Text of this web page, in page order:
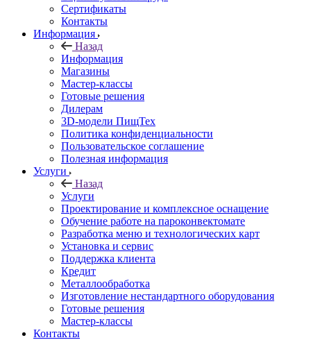
Сертификаты
Контакты
Информация
Назад
Информация
Магазины
Мастер-классы
Готовые решения
Дилерам
3D-модели ПищТех
Политика конфиденциальности
Пользовательское соглашение
Полезная информация
Услуги
Назад
Услуги
Проектирование и комплексное оснащение
Обучение работе на пароконвектомате
Разработка меню и технологических карт
Установка и сервис
Поддержка клиента
Кредит
Металлообработка
Изготовление нестандартного оборудования
Готовые решения
Мастер-классы
Контакты